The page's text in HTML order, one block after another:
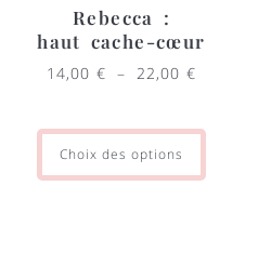
Rebecca :
haut cache-cœur
14,00 € – 22,00 €
Choix des options